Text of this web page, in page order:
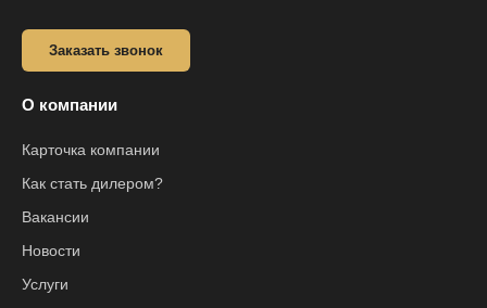
Заказать звонок
О компании
Карточка компании
Как стать дилером?
Вакансии
Новости
Услуги